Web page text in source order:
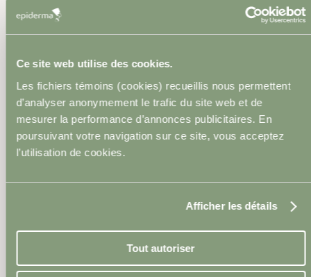
Ce site web utilise des cookies.
Les fichiers témoins (cookies) recueillis nous permettent
d’analyser anonymement le trafic du site web et de
mesurer la performance d’annonces publicitaires. En
poursuivant votre navigation sur ce site, vous acceptez
l’utilisation de cookies.
Afficher les détails
Tout autoriser
5
La zone traitée
cicatrise
naturellement en 7 à